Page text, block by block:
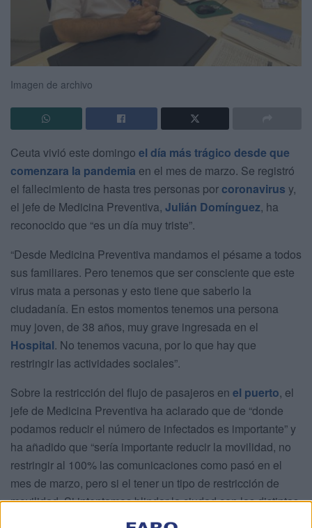
Imagen de archivo
Ceuta vivió este domingo el día más trágico desde que
comenzara la pandemia en el mes de marzo. Se registró
el fallecimiento de hasta tres personas porcoronavirus y,
el jefe de Medicina Preventiva, Julián Domínguez, ha
reconocido que “es un día muy triste”.
“Desde Medicina Preventiva mandamos el pésame a todos
sus familiares. Pero tenemos que ser consciente que este
virus mata a personas y esto tiene que saberlo la
ciudadanía. En estos momentos tenemos una persona
muy joven, de 38 años, muy grave ingresada en el
Hospital. No tenemos vacuna, por lo que hay que
restringir las actividades sociales”.
Sobre la restricción del flujo de pasajeros en el puerto, el
jefe de Medicina Preventiva ha aclarado que de “donde
podamos reducir el número de infectados es importante” y
ha añadido que “sería importante reducir la movilidad, no
restringir al 100% las comunicaciones como pasó en el
mes de marzo, pero si el tener un tipo de restricción de
movilidad. Si intentamos blindar la ciudad con las distintas
medidas, es lógico que tengamos que hacerlo con las